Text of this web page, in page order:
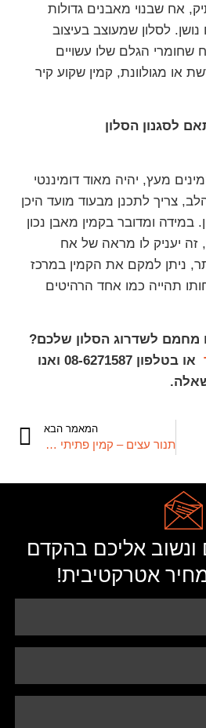
אח שבנוי מאבנים גדולות
נושן. לסלון שמעוצב בעיצוב
שחומרי הגלם שלו עשויים
או מגולוונת, קמין שקוע קיר
לסגנון הסלון
מעץ, יהיה מאוד דומיננטי
צריך לתכנן מבעוד מועד היכן
ומדובר בקמין מאבן נכון
זה יעניק לו מראה של אח
ניתן למקם את הקמין במרכז
תהייה כמו אחד הרהיטים
לשדרוג הסלון שלכם?
או בטלפון 08-6271587 ואנו
המאמר הבא
תנור עצים – קמין פתיתי עץ
ונשוב אליכם בהקדם
אטרקטיבית!